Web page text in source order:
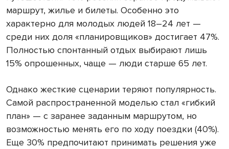
маршрут, жилье и билеты. Особенно это
характерно для молодых людей 18–24 лет —
среди них доля «планировщиков» достигает 47%.
Полностью спонтанный отдых выбирают лишь
15% опрошенных, чаще — люди старше 65 лет.
Однако жесткие сценарии теряют популярность.
Самой распространенной моделью стал «гибкий
план» — с заранее заданным маршрутом, но
возможностью менять его по ходу поездки (40%).
Еще 30% предпочитают принимать решения уже